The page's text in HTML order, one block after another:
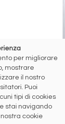
per migliorare
mostrare
il nostro
Puoi
tipi di cookies
stai navigando
cookie